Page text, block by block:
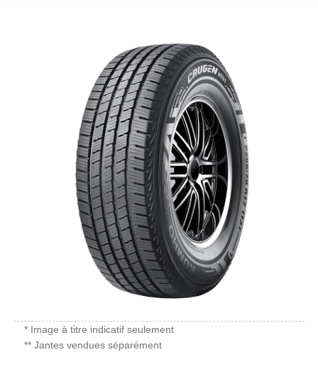
* Image à titre indicatif seulement
** Jantes vendues séparément